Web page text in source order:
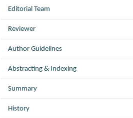
Editorial Team
Reviewer
Author Guidelines
Abstracting & Indexing
Summary
History